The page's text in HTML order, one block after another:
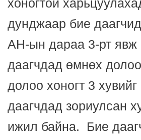
хоногтой
дунджаар бие
АН-ын дараа 3-рт
даагчдад өмнөх
долоо хоногт 3
даагчдад зориулсан
ижил байна. Бие